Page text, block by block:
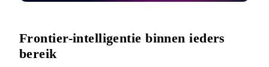
Frontier-intelligentie binnen ieders
bereik